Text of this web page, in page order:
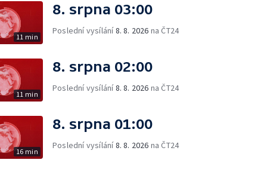
11 min
8. srpna 03:00
Poslední vysílání8. 8. 2026 na ČT24
11 min
8. srpna 02:00
Poslední vysílání8. 8. 2026 na ČT24
16 min
8. srpna 01:00
Poslední vysílání8. 8. 2026 na ČT24